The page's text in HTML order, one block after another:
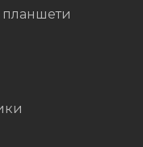
планшети